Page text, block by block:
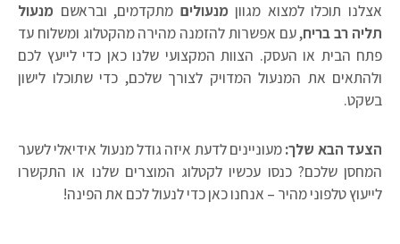
אצלנו תוכלו למצוא מגוון מנעוליםמתקדמים, ובראשם מנעול
תליה רב בריח, עם אפשרות להזמנה מהירה מהקטלוג ומשלוח עד
פתח הבית או העסק. הצוות המקצועי שלנו כאן כדי לייעץ לכם
ולהתאים את המנעול המדויק לצורך שלכם, כדי שתוכלו לישון
בשקט.
הצעד הבא שלך:מעוניינים לדעת איזה גודל מנעול אידיאלי לשער
המחסן שלכם? כנסו עכשיו לקטלוג המוצרים שלנו או התקשרו
לייעוץ טלפוני מהיר – אנחנו כאן כדי לנעול לכם את הפינה!